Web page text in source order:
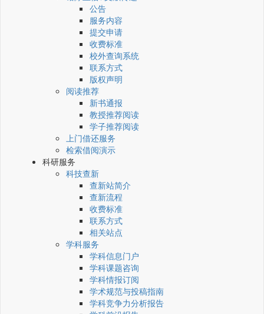
公告
服务内容
提交申请
收费标准
校外查询系统
联系方式
版权声明
阅读推荐
新书通报
教授推荐阅读
学子推荐阅读
上门借还服务
检索借阅演示
科研服务
科技查新
查新站简介
查新流程
收费标准
联系方式
相关站点
学科服务
学科信息门户
学科课题咨询
学科情报订阅
学术规范与投稿指南
学科竞争力分析报告